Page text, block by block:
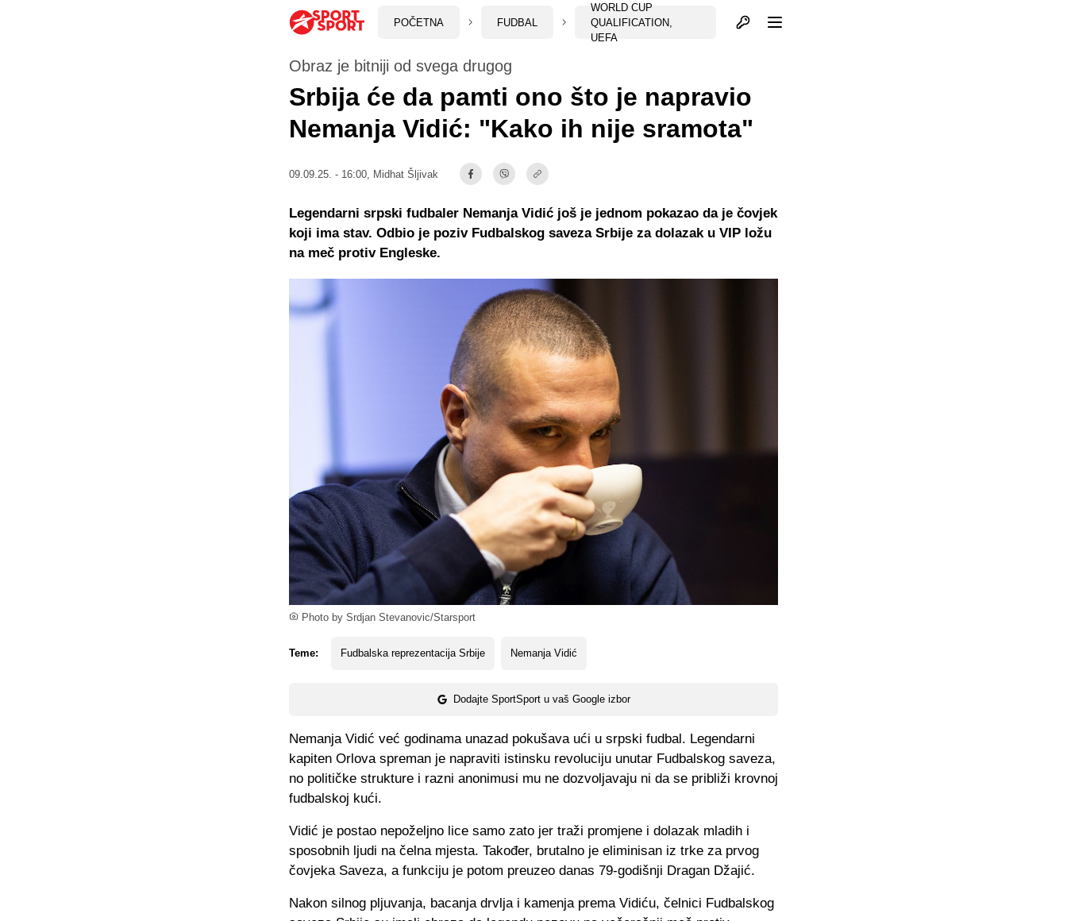
POČETNA FUDBAL
WORLD CUP
QUALIFICATION,
UEFA
Otvori profil
Photo by Srdjan Stevanovic/Starsport
Obraz je bitniji od svega drugog
Srbija će da pamti ono što je napravio
Nemanja Vidić: "Kako ih nije sramota"
09.09.25. - 16:00, Midhat Šljivak
Teme: Fudbalska reprezentacija Srbije Nemanja Vidić
Dodajte SportSport u vaš Google izbor
Legendarni srpski fudbaler Nemanja Vidić još je jednom pokazao da je čovjek
koji ima stav. Odbio je poziv Fudbalskog saveza Srbije za dolazak u VIP ložu
na meč protiv Engleske.
Nemanja Vidić već godinama unazad pokušava ući u srpski fudbal. Legendarni
kapiten Orlova spreman je napraviti istinsku revoluciju unutar Fudbalskog saveza,
no političke strukture i razni anonimusi mu ne dozvoljavaju ni da se približi krovnoj
fudbalskoj kući.
Vidić je postao nepoželjno lice samo zato jer traži promjene i dolazak mladih i
sposobnih ljudi na čelna mjesta. Također, brutalno je eliminisan iz trke za prvog
čovjeka Saveza, a funkciju je potom preuzeo danas 79-godišnji Dragan Džajić.
Nakon silnog pljuvanja, bacanja drvlja i kamenja prema Vidiću, čelnici Fudbalskog